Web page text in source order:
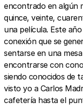
encontrado en algún
quince, veinte,
una película. Este
conexión que se
sentarse en una
encontrarse con
siendo conocidos de
visto yo a Carlos
cafetería hasta el